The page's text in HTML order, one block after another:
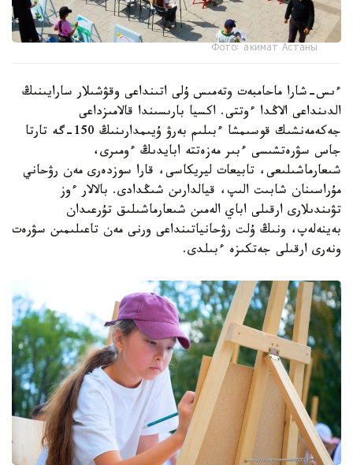
Фото: акимат Астаны
ءىس-شارا ماحامبەت وتەمىس ۇلى اتىنداعى وقۋشىلار سارايىنىڭ
الدىنداعى الاڭدا ءوتتى. اكسيا بارىسىندا قالامىزداعى
جەكەمەنشىك قوسىمشا ءبىلىم بەرۋ ۇيىمدارىنىڭ 150-گە تارتا
جاس سۋرەتشىسى ءبىر مەزەتتە ابايدىڭ ءومىرى،
شىعارماشىلىعى، تابيعات ليريكاسى، قارا سوزدەرى مەن رۋحاني
مۇراسىنان شابىت الىپ، قيالدارىن شىڭدادى. بالالار ءوز
تۋىندىلارى ارقىلى اباي الەمىن شىعارماشىلىق تۇرعىدان
بەينەلەپ، ونىڭ ۇلت رۋحانياتىنداعى ورنى مەن تاعىلىمىن سۋرەت
ونەرى ارقىلى جەتكىزە ءبىلدى.